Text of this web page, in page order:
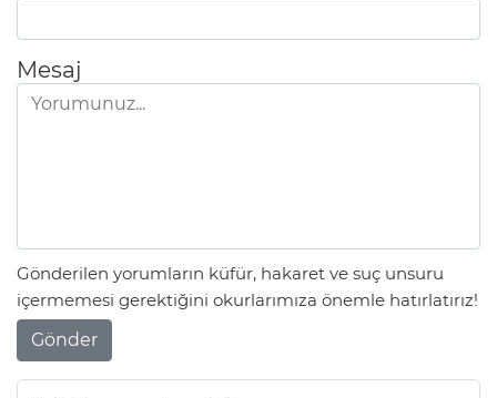
Mesaj
Gönderilen yorumların küfür, hakaret ve suç unsuru
içermemesi gerektiğini okurlarımıza önemle hatırlatırız!
Gönder